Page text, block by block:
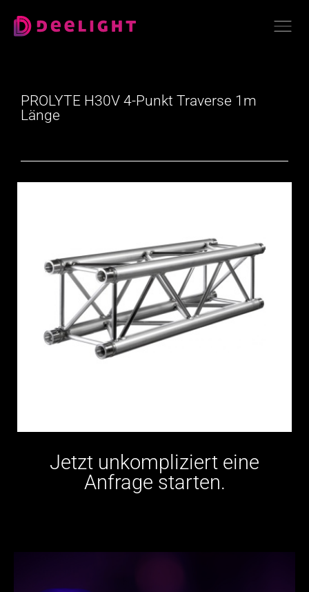
PROLYTE H30V 4-Punkt Traverse 1m
Länge
Jetzt unkompliziert eine
Anfrage starten.